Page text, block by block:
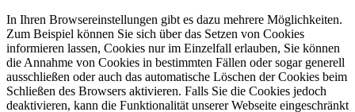
In Ihren Browsereinstellungen gibt es dazu mehrere Möglichkeiten.
Zum Beispiel können Sie sich über das Setzen von Cookies
informieren lassen, Cookies nur im Einzelfall erlauben, Sie können
die Annahme von Cookies in bestimmten Fällen oder sogar generell
ausschließen oder auch das automatische Löschen der Cookies beim
Schließen des Browsers aktivieren. Falls Sie die Cookies jedoch
deaktivieren, kann die Funktionalität unserer Webseite eingeschränkt